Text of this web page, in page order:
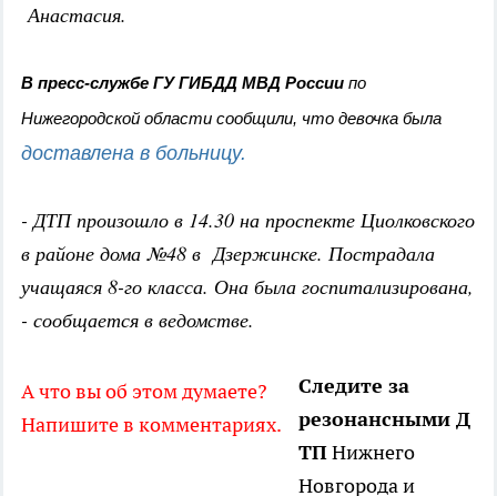
Анастасия.
В пресс-службе ГУ ГИБДД МВД России по
Нижегородской области сообщили, что девочка была
доставлена в больницу.
- ДТП произошло в 14.30 на проспекте Циолковского
в районе дома №48 в Дзержинске. Пострадала
учащаяся 8-го класса. Она была госпитализирована,
- сообщается в ведомстве.
А что вы об этом думаете?
Напишите в комментариях.
Следите за
резонансными Д
ТПНижнего
Новгорода и